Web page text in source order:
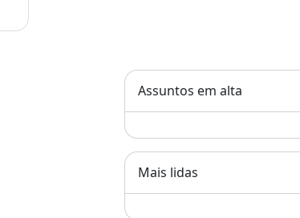
Assuntos em alta
Mais lidas